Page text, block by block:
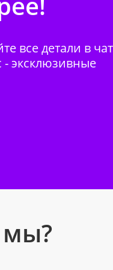
все детали в
- эксклюзивные